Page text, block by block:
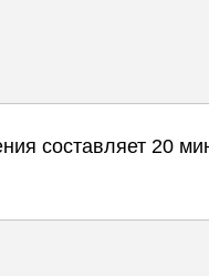
составляет 20